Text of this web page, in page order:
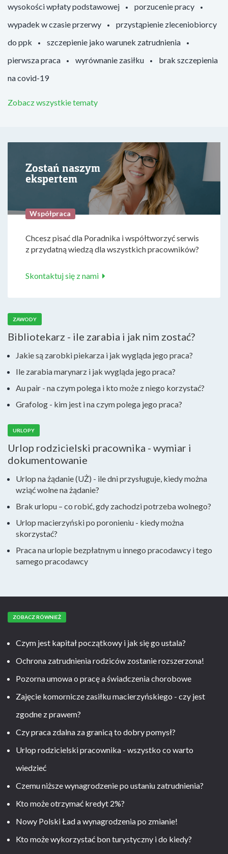
wysokości wpłaty podstawowej
porzucenie pracy
wypadek w czasie przerwy
przystąpienie zleceniobiorcy
do ppk
szczepienie jako warunek zatrudnienia
pierwsza praca
wyrównanie zasiłku
brak szczepienia
na covid-19
Zobacz wszystkie tematy
Zostań naszym
ekspertem
Współpraca
Chcesz pisać dla Poradnika i współtworzyć serwis
z przydatną wiedzą dla wszystkich pracowników?
Skontaktuj się z nami
ZAWODY
Bibliotekarz - ile zarabia i jak nim zostać?
Jakie są zarobki piekarza i jak wygląda jego praca?
Ile zarabia marynarz i jak wygląda jego praca?
Au pair - na czym polega i kto może z niego korzystać?
Grafolog - kim jest i na czym polega jego praca?
URLOPY
Urlop rodzicielski pracownika - wymiar i
dokumentowanie
Urlop na żądanie (UŻ) - ile dni przysługuje, kiedy można
wziąć wolne na żądanie?
Brak urlopu – co robić, gdy zachodzi potrzeba wolnego?
Urlop macierzyński po poronieniu - kiedy można
skorzystać?
Praca na urlopie bezpłatnym u innego pracodawcy i tego
samego pracodawcy
ZOBACZ RÓWNIEŻ
Czym jest kapitał początkowy i jak się go ustala?
Ochrona zatrudnienia rodziców zostanie rozszerzona!
Pozorna umowa o pracę a świadczenia chorobowe
Zajęcie komornicze zasiłku macierzyńskiego - czy jest
zgodne z prawem?
Czy praca zdalna za granicą to dobry pomysł?
Urlop rodzicielski pracownika - wszystko co warto
wiedzieć
Czemu niższe wynagrodzenie po ustaniu zatrudnienia?
Kto może otrzymać kredyt 2%?
Nowy Polski Ład a wynagrodzenia po zmianie!
Kto może wykorzystać bon turystyczny i do kiedy?